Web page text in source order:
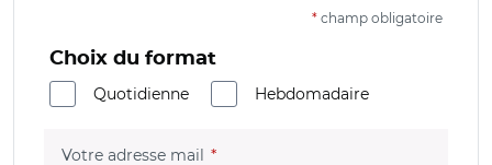
* champ obligatoire
Choix du format
Quotidienne
Hebdomadaire
Votre adresse mail (champ obligatoire)